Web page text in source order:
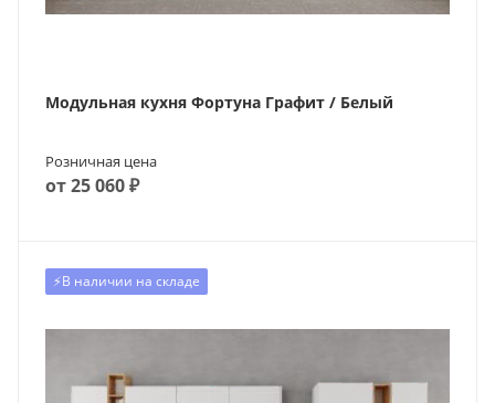
Модульная кухня Фортуна Графит / Белый
Розничная цена
от 25 060 ₽
⚡️В наличии на складе